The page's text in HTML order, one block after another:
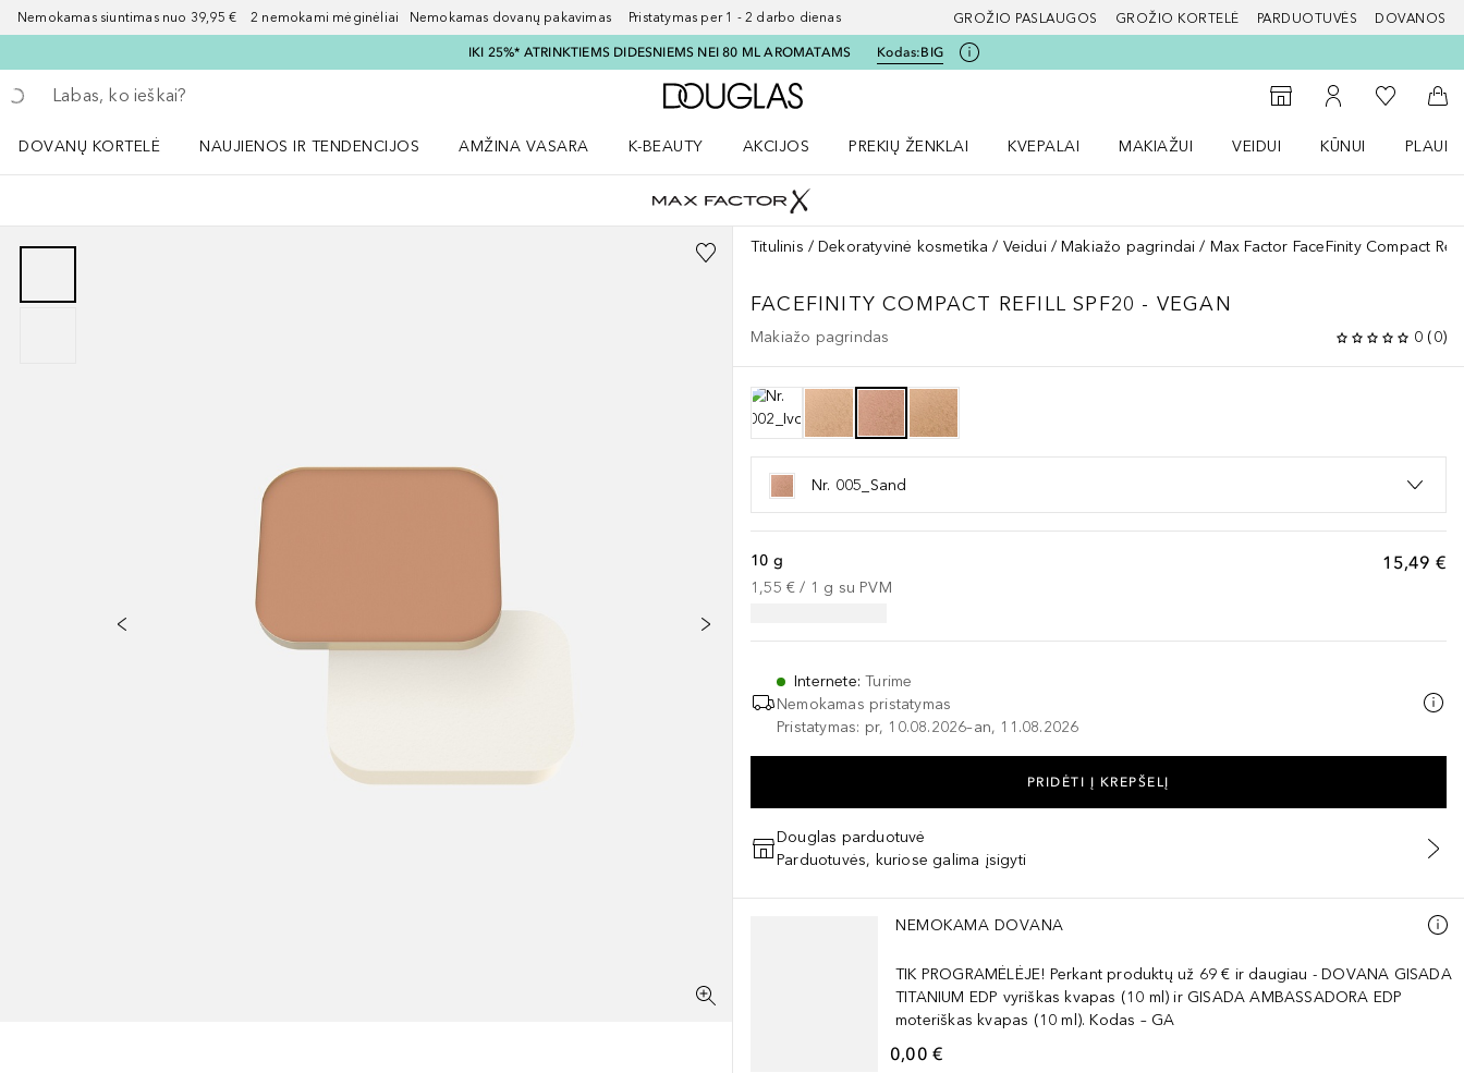
Nemokamas siuntimas nuo 39,95 € 2 nemokami mėginėliai Nemokamas dovanų pakavimas Pristatymas per 1 - 2 darbo dienas GROŽIO PASLAUGOS GROŽIO KORTELĖ PARDUOTUVĖS DOVANOS
IKI 25%* ATRINKTIEMS DIDESNIEMS NEI 80 ML AROMATAMS Kodas:BIG
Grįžk atgal
Vykdykite paiešką
Į Douglas pagrindinį puslapį
Į parduotuvių paiešką
Į mano paskyrą
Į mano
Į
DOVANŲ KORTELĖ
NAUJIENOS IR TENDENCIJOS
AMŽINA VASARA
K-BEAUTY
AKCIJOS
PREKIŲ ŽENKLAI
KVEPALAI
MAKIAŽUI
VEIDUI
KŪNUI
Titulinis Dekoratyvinė kosmetika Veidui Makiažo pagrindai Max Factor FaceFinity Compact
FACEFINITY COMPACT REFILL SPF20 - VEGAN
Makiažo pagrindas 0 (0)
Nr. 005_Sand
15,49 €
10 g
1,55 € / 1 g su PVM
Internete:Turime
Nemokamas pristatymas
Pristatymas: pr, 10.08.2026–an, 11.08.2026
PRIDĖTI Į KREPŠELĮ
Douglas parduotuvė
Parduotuvės, kuriose galima įsigyti
Praleisti slankiklį
NEMOKAMA DOVANA
TIK PROGRAMĖLĖJE! Perkant produktų už 69 € ir daugiau - DOVANA GISADA
TITANIUM EDP vyriškas kvapas (10 ml) ir GISADA AMBASSADORA EDP
moteriškas kvapas (10 ml). Kodas – GA
0,00 €